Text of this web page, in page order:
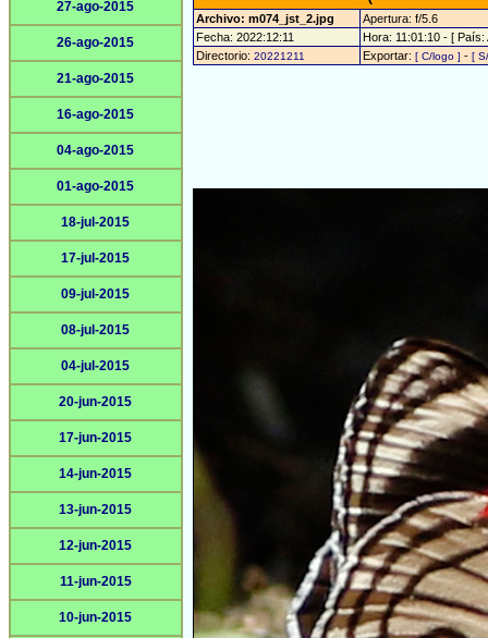
27-ago-2015
26-ago-2015
21-ago-2015
16-ago-2015
04-ago-2015
01-ago-2015
18-jul-2015
17-jul-2015
09-jul-2015
08-jul-2015
04-jul-2015
20-jun-2015
17-jun-2015
14-jun-2015
13-jun-2015
12-jun-2015
11-jun-2015
10-jun-2015
Archivo: m074_jst_2.jpg
Apertura: f/5.6
Fecha: 2022:12:11
Hora: 11:01:10 - [ País:
Directorio: 20221211 Exportar: [ C/logo ] - [